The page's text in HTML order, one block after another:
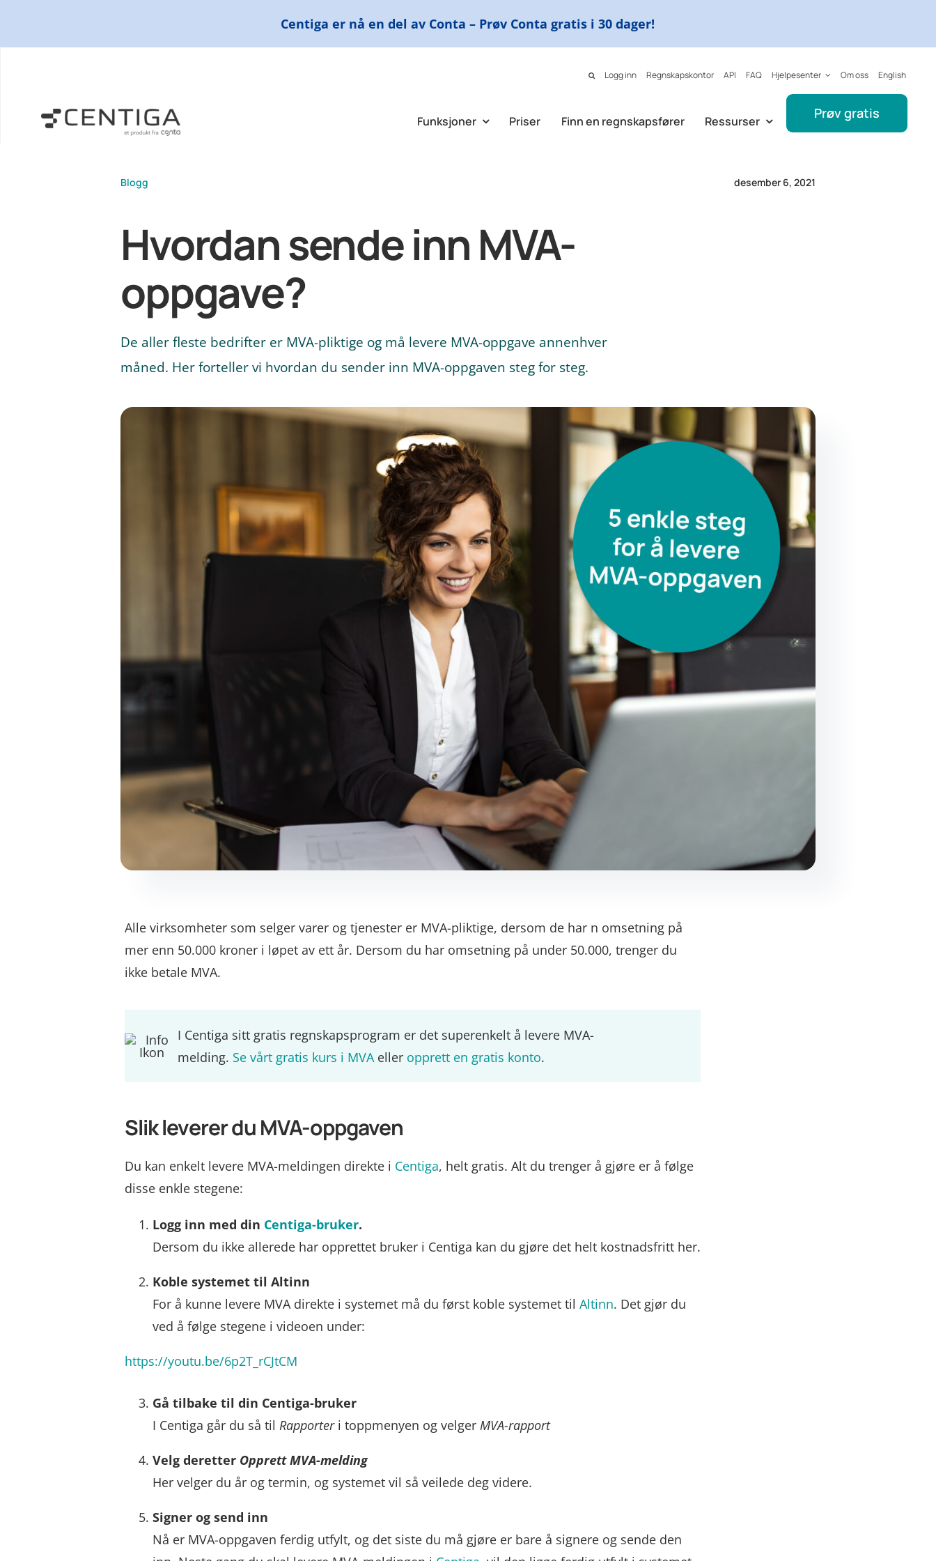
Centiga er nå en del av Conta – Prøv Conta gratis i 30 dager!
Logg inn Regnskapskontor API FAQ Hjelpesenter Om oss English
Funksjoner Priser Finn en regnskapsfører Ressurser Prøv gratis
Blogg desember 6, 2021
Hvordan sende inn MVA-
oppgave?
De aller fleste bedrifter er MVA-pliktige og må levere MVA-oppgave annenhver
måned. Her forteller vi hvordan du sender inn MVA-oppgaven steg for steg.
Alle virksomheter som selger varer og tjenester er MVA-pliktige, dersom de har n omsetning på
mer enn 50.000 kroner i løpet av ett år. Dersom du har omsetning på under 50.000, trenger du
ikke betale MVA.
I Centiga sitt gratis regnskapsprogram er det superenkelt å levere MVA-
melding. Se vårt gratis kurs i MVAeller opprett en gratis konto.
Slik leverer du MVA-oppgaven
Du kan enkelt levere MVA-meldingen direkte i Centiga, helt gratis. Alt du trenger å gjøre er å følge
disse enkle stegene:
Logg inn med din Centiga-bruker.
Dersom du ikke allerede har opprettet bruker i Centiga kan du gjøre det helt kostnadsfritt her.
Koble systemet til Altinn
For å kunne levere MVA direkte i systemet må du først koble systemet til Altinn. Det gjør du
ved å følge stegene i videoen under:
https://youtu.be/6p2T_rCJtCM
Gå tilbake til din Centiga-bruker
I Centiga går du så til Rapporter i toppmenyen og velgerMVA-rapport
Velg deretter Opprett MVA-melding
Her velger du år og termin, og systemet vil så veilede deg videre.
Signer og send inn
Nå er MVA-oppgaven ferdig utfylt, og det siste du må gjøre er bare å signere og sende den